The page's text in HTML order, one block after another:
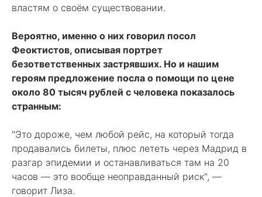
властям о своём существовании.
Вероятно, именно о них говорил посол
Феоктистов, описывая портрет
безответственных застрявших. Но и нашим
героям предложение посла о помощи по цене
около 80 тысяч рублей с человека показалось
странным:
"Это дороже, чем любой рейс, на который тогда
продавались билеты, плюс лететь через Мадрид в
разгар эпидемии и останавливаться там на 20
часов — это вообще неоправданный риск", —
говорит Лиза.